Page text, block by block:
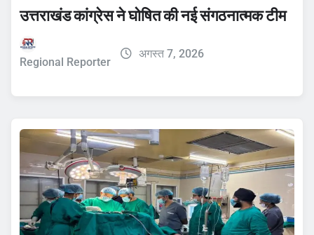
उत्तराखंड कांग्रेस ने घोषित की नई संगठनात्मक टीम
Regional Reporter
अगस्त 7, 2026